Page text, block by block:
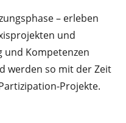
– erleben
und
und Kompetenzen
werden so mit der Zeit
Projekte.